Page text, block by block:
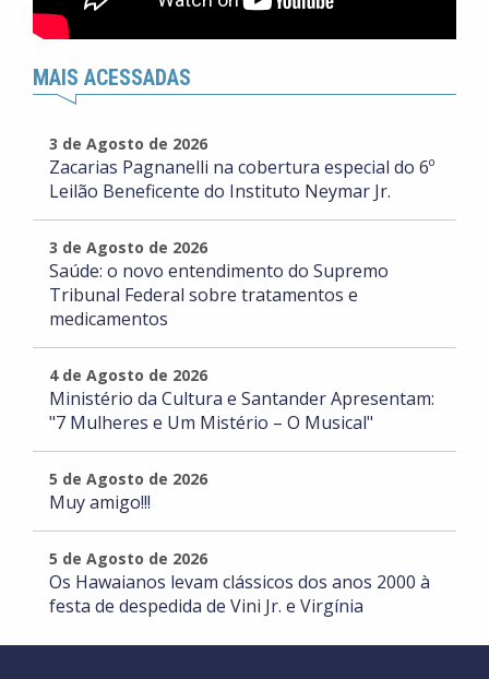
MAIS ACESSADAS
3 de Agosto de 2026
Zacarias Pagnanelli na cobertura especial do 6º
Leilão Beneficente do Instituto Neymar Jr.
3 de Agosto de 2026
Saúde: o novo entendimento do Supremo
Tribunal Federal sobre tratamentos e
medicamentos
4 de Agosto de 2026
Ministério da Cultura e Santander Apresentam:
"7 Mulheres e Um Mistério – O Musical"
5 de Agosto de 2026
Muy amigo!!!
5 de Agosto de 2026
Os Hawaianos levam clássicos dos anos 2000 à
festa de despedida de Vini Jr. e Virgínia